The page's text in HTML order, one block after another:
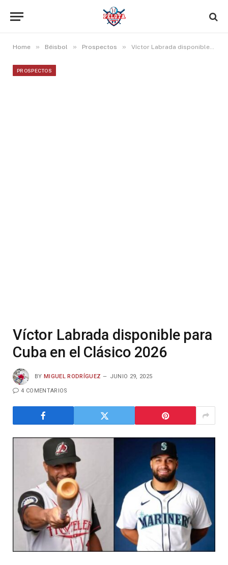
Home » Béisbol » Prospectos » Víctor Labrada disponible para Cuba en el Clásico 2026
PROSPECTOS
Víctor Labrada disponible para
Cuba en el Clásico 2026
BY MIGUEL RODRÍGUEZ JUNIO 29, 2025
4 COMENTARIOS